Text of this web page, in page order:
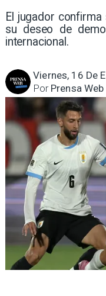
El jugador
su deseo de
internacional.
Viernes, 16 De
Prensa Web
Por